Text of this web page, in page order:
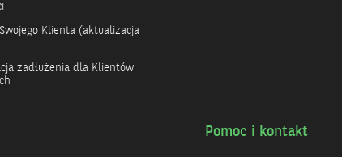
Klienta (aktualizacja
zadłużenia dla Klientów
Pomoc i kontakt